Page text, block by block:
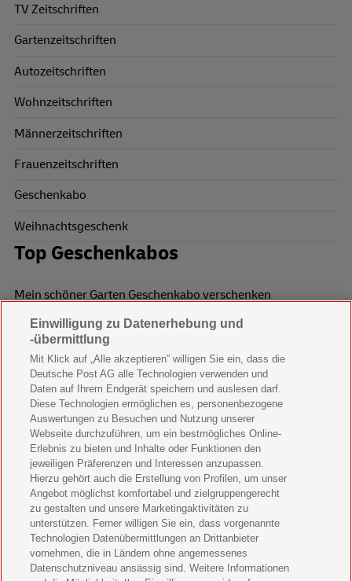
TV Zeitschriften
Gartenzeitschriften
Autozeitschriften
Wohnzeitschriften
Männerzeitschriften
Frauenzeitschriften
Geschenkabo
Weihnachtsgeschenk
Top Geschenkabos
Mein schöner Garten Geschenkabo verschenken
Wohnen & Garten Geschenkabo verschenken
Mein schönes Land Geschenkabo verschenken
Bild der Frau Geschenkabo verschenken
11 Freunde Geschenkabo verschenken
LEGO Ninjago Magazin Geschenkabo verschenken
Brigitte Geschenkabo verschenken
GEOlino Geschenkabo verschenken
Stern Crime Geschenkabo verschenken
Welt der Wunder Geschenkabo verschenken
Einwilligung zu Datenerhebung und
-übermittlung
Mit Klick auf „Alle akzeptieren” willigen Sie ein, dass die
Deutsche Post AG alle Technologien verwenden und
Daten auf Ihrem Endgerät speichern und auslesen darf.
Diese Technologien ermöglichen es, personenbezogene
Auswertungen zu Besuchen und Nutzung unserer
Webseite durchzuführen, um ein bestmögliches Online-
Erlebnis zu bieten und Inhalte oder Funktionen den
jeweiligen Präferenzen und Interessen anzupassen.
Hierzu gehört auch die Erstellung von Profilen, um unser
Angebot möglichst komfortabel und zielgruppengerecht
zu gestalten und unsere Marketingaktivitäten zu
unterstützen. Ferner willigen Sie ein, dass vorgenannte
Technologien Datenübermittlungen an Drittanbieter
vornehmen, die in Ländern ohne angemessenes
Datenschutzniveau ansässig sind. Weitere Informationen